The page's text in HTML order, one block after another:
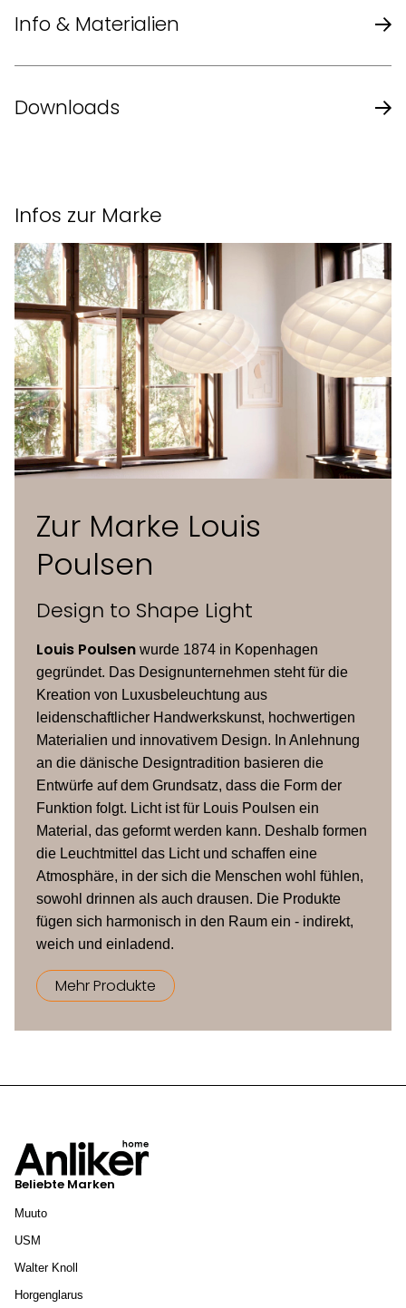
Info & Materialien
Material
Opalglas
Aufhängung: unbehandeltes
Messing (bildet Patina)
Grösse je nach
Anzahl Leuchten
(Durchmesser x
Höhe)
69 x 23,3 cm / 55 x 23,3 cm /
89,3 x 23,3 cm
Kabellänge 4 Meter
Leuchtmittel 40W, E27
Downloads
Infos zur Marke
Zur Marke Louis
Poulsen
Design to Shape Light
Louis Poulsen wurde 1874 in Kopenhagen
gegründet. Das Designunternehmen steht für die
Kreation von Luxusbeleuchtung aus
leidenschaftlicher Handwerkskunst, hochwertigen
Materialien und innovativem Design. In Anlehnung
an die dänische Designtradition basieren die
Entwürfe auf dem Grundsatz, dass die Form der
Funktion folgt. Licht ist für Louis Poulsen ein
Material, das geformt werden kann. Deshalb formen
die Leuchtmittel das Licht und schaffen eine
Atmosphäre, in der sich die Menschen wohl fühlen,
sowohl drinnen als auch drausen. Die Produkte
fügen sich harmonisch in den Raum ein - indirekt,
weich und einladend.
Mehr Produkte
Beliebte Marken
Muuto
USM
Walter Knoll
Horgenglarus